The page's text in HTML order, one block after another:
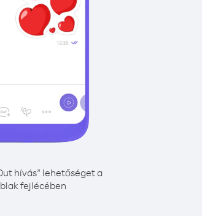
hívás” lehetőséget a
fejlécében